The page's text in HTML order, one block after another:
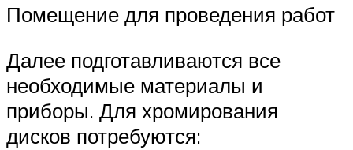
Помещение для проведения работ
Далее подготавливаются все
необходимые материалы и
приборы. Для хромирования
дисков потребуются: